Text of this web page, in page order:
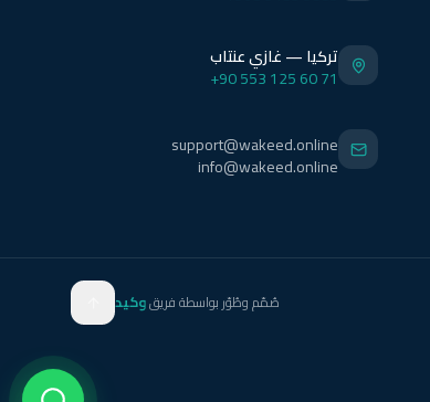
تركيا — غازي عنتاب
+90 553 125 60 71
support@wakeed.online
info@wakeed.online
صُمّم وطُوّر بواسطة فريقوكيد